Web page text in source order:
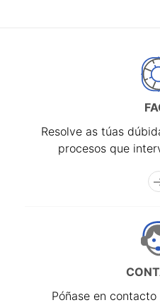
Resolve as túas
procesos que
Póñase en